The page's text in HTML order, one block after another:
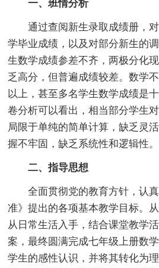
一、班情分析
通过查阅新生录取成绩册，对
学毕业成绩，以及对部分新生的
生数学成绩参差不齐，两极分化
乏高分，但普遍成绩较差。数学
以上，甚至多名学生数学成绩是
卷分析可以看出，相当部分学生
局限于单纯的简单计算，缺乏灵
握不牢固，缺乏系统性和逻辑性。
二、指导思想
全面贯彻党的教育方针，认真
准》提出的各项基本教学目标。
从日常生活入手，结合课堂教学
案，最终圆满完成七年级上册数
学生的感性认识，并将其转化为